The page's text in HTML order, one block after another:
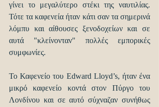
γίνει το μεγαλύτερο στέκι της ναυτιλίας.
Τότε τα καφενεία ήταν κάτι σαν τα σημερινά
λόμπυ και αίθουσες ξενοδοχείων και σε
αυτά "κλείνονταν" πολλές εμπορικές
συμφωνίες.
Το Καφενείο του Edward Lloyd’s, ήταν ένα
μικρό καφενείο κοντά στον Πύργο του
Λονδίνου και σε αυτό σύχναζαν συνήθως